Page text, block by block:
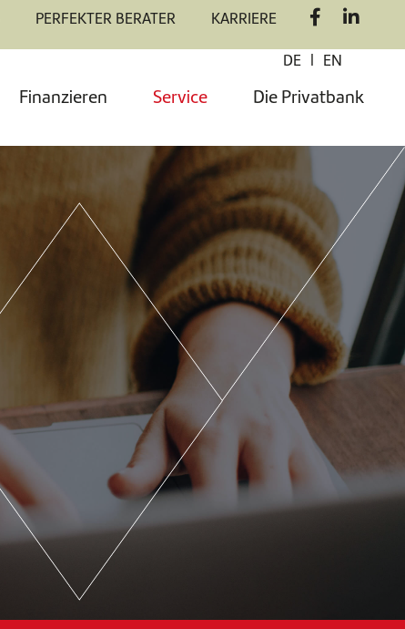
PERFEKTER BERATER KARRIERE
DE | EN
Finanzieren Service Die Privatbank